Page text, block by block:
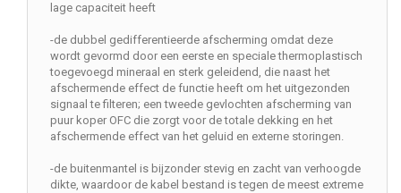
lage capaciteit heeft
-de dubbel gedifferentieerde afscherming omdat deze
wordt gevormd door een eerste en speciale thermoplastisch
toegevoegd mineraal en sterk geleidend, die naast het
afschermende effect de functie heeft om het uitgezonden
signaal te filteren; een tweede gevlochten afscherming van
puur koper OFC die zorgt voor de totale dekking en het
afschermende effect van het geluid en externe storingen.
-de buitenmantel is bijzonder stevig en zacht van verhoogde
dikte, waardoor de kabel bestand is tegen de meest extreme